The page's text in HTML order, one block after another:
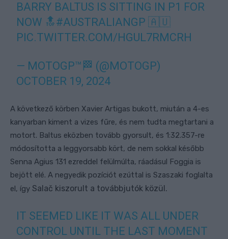
BARRY BALTUS IS SITTING IN P1 FOR
NOW 🔝#AUSTRALIANGP 🇦🇺
PIC.TWITTER.COM/HGUL7RMCRH
— MOTOGP™🏁 (@MOTOGP)
OCTOBER 19, 2024
A következő körben Xavier Artigas bukott, miután a 4-es
kanyarban kiment a vizes fűre, és nem tudta megtartani a
motort. Baltus eközben tovább gyorsult, és 1:32.357-re
módosította a leggyorsabb kört, de nem sokkal később
Senna Agius 131 ezreddel felülmúlta, ráadásul Foggia is
bejött elé. A negyedik pozíciót ezúttal is Szaszaki foglalta
el, így Salač kiszorult a továbbjutók közül.
IT SEEMED LIKE IT WAS ALL UNDER
CONTROL UNTIL THE LAST MOMENT